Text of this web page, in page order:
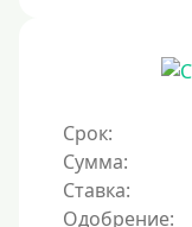
Срок:
Сумма:
Ставка:
Одобрение: